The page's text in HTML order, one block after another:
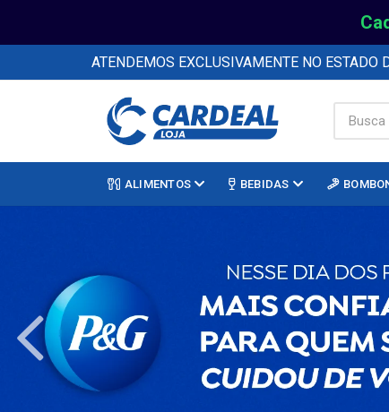
ATENDEMOS EXCLUSIVAMENTE NO ESTADO
ALIMENTOS BEBIDAS